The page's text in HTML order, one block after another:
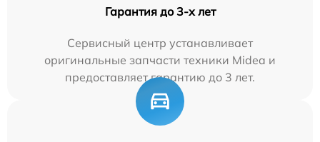
Гарантия до 3-х лет
Сервисный центр устанавливает
оригинальные запчасти техники Midea и
предоставляет гарантию до 3 лет.